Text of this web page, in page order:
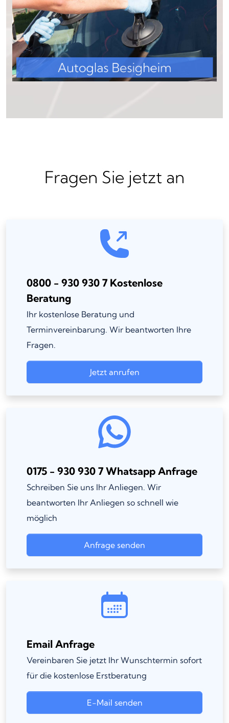
Fragen Sie jetzt an
0800 - 930 930 7 Kostenlose
Beratung
Ihr kostenlose Beratung und
Terminvereinbarung. Wir beantworten Ihre
Fragen.
Jetzt anrufen
0175 - 930 930 7 Whatsapp Anfrage
Schreiben Sie uns Ihr Anliegen. Wir
beantworten Ihr Anliegen so schnell wie
möglich
Anfrage senden
Email Anfrage
Vereinbaren Sie jetzt Ihr Wunschtermin sofort
für die kostenlose Erstberatung
E-Mail senden